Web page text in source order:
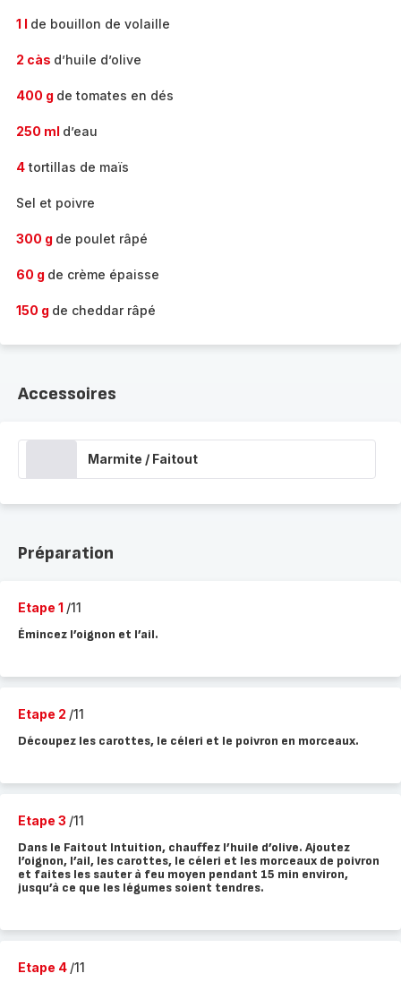
1 l de bouillon de volaille
2 càs d’huile d’olive
400 g de tomates en dés
250 ml d’eau
4 tortillas de maïs
Sel et poivre
300 g de poulet râpé
60 g de crème épaisse
150 g de cheddar râpé
Accessoires
Marmite / Faitout
Préparation
Etape 1 /11
Émincez l’oignon et l’ail.
Etape 2 /11
Découpez les carottes, le céleri et le poivron en morceaux.
Etape 3 /11
Dans le Faitout Intuition, chauffez l’huile d’olive. Ajoutez
l’oignon, l’ail, les carottes, le céleri et les morceaux de poivron
et faites les sauter à feu moyen pendant 15 min environ,
jusqu’à ce que les légumes soient tendres.
Etape 4 /11